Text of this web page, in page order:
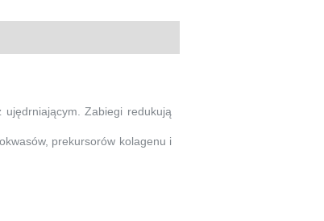
Zabiegi redukują
prekursorów kolagenu i